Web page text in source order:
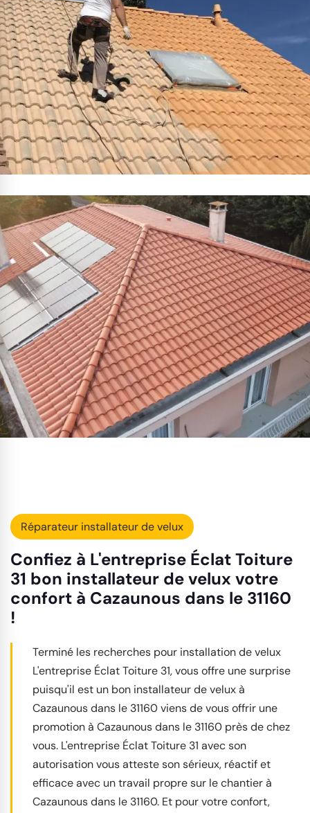
Réparateur installateur de velux
Confiez à L'entreprise Éclat Toiture
31 bon installateur de velux votre
confort à Cazaunous dans le 31160
!
Terminé les recherches pour installation de velux
L'entreprise Éclat Toiture 31, vous offre une surprise
puisqu'il est un bon installateur de velux à
Cazaunous dans le 31160 viens de vous offrir une
promotion à Cazaunous dans le 31160 près de chez
vous. L'entreprise Éclat Toiture 31 avec son
autorisation vous atteste son sérieux, réactif et
efficace avec un travail propre sur le chantier à
Cazaunous dans le 31160. Et pour votre confort,